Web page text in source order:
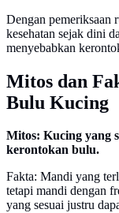
Dengan pemeriksaan
kesehatan sejak dini
menyebabkan
Mitos dan
Bulu Kucing
Mitos: Kucing yang
kerontokan bulu.
Fakta: Mandi yang
tetapi mandi dengan
yang sesuai justru